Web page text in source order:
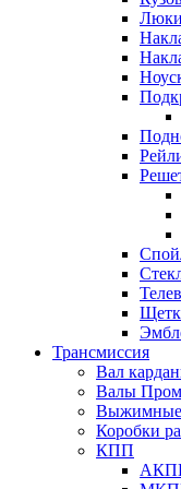
Трансмиссия
Вал
Валы
Коробки
КПП